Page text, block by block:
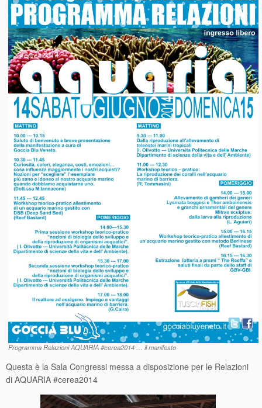
Programma Relazioni AQUARIA #cerea2014 … il manifesto
Questa è la Sala Congressi messa a disposizione per le Relazioni
di AQUARIA #cerea2014